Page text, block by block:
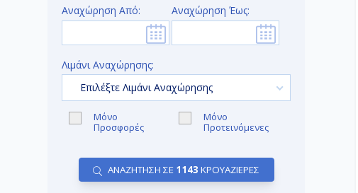
Αναχώρηση Από: Αναχώρηση Έως:
Λιμάνι Αναχώρησης:
Επιλέξτε Λιμάνι Αναχώρησης
Μόνο
Προσφορές
Μόνο
Προτεινόμενες
ΑΝΑΖΗΤΗΣΗ ΣΕ 1143 ΚΡΟΥΑΖΙΕΡΕΣ